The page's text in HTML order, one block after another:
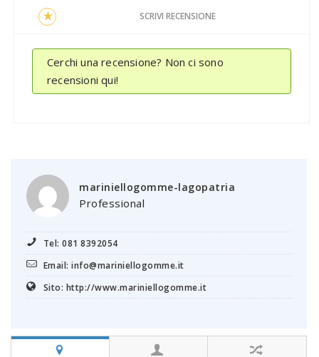
SCRIVI RECENSIONE
Cerchi una recensione? Non ci sono
recensioni qui!
mariniellogomme-lagopatria
Professional
Tel: 081 8392054
Email: info@mariniellogomme.it
Sito: http://www.mariniellogomme.it